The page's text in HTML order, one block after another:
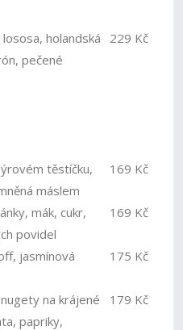
holandská
pečené
229 Kč
těstíčku,
máslem
169 Kč
mák, cukr,
povidel
169 Kč
jasmínová
175 Kč
na krájené
papriky,
179 Kč